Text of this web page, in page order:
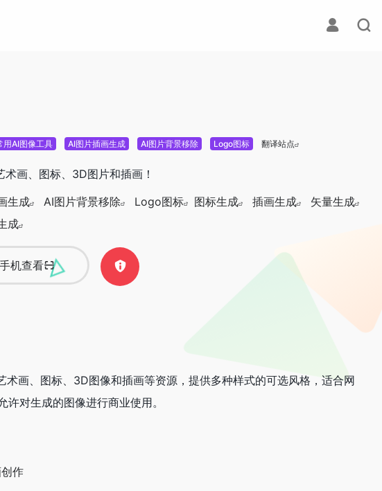
用AI图像工具 AI图片插画生成 AI图片背景移除 Logo图标 翻译站点
画、图标、3D图片和插画！
生成 AI图片背景移除 Logo图标 图标生成 插画生成
矢量生成
成
手机查看
画、图标、3D图像和插画等资源，提供多种样式的可选风格，适合网
对生成的图像进行商业使用。
作